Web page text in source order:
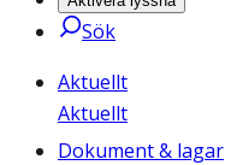
Sök
Aktuellt
Aktuellt
Dokument & lagar